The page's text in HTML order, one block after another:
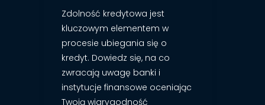
Zdolność kredytowa jest
kluczowym elementem w
procesie ubiegania się o
kredyt. Dowiedz się, na co
zwracają uwagę banki i
instytucje finansowe oceniając
Twoją wiarygodność